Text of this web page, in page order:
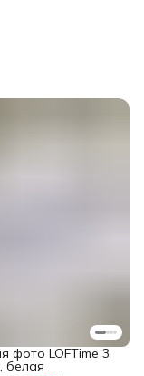
фото LOFTime 3
белая